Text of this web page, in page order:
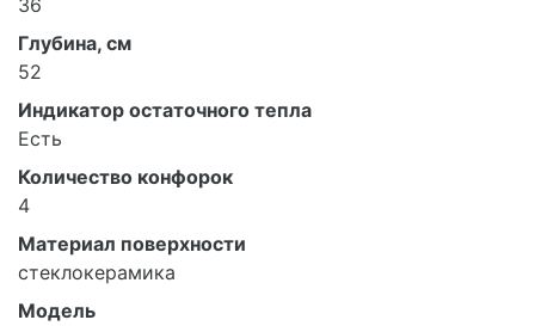
36
Глубина, см
52
Индикатор остаточного тепла
Есть
Количество конфорок
4
Материал поверхности
стеклокерамика
Модель